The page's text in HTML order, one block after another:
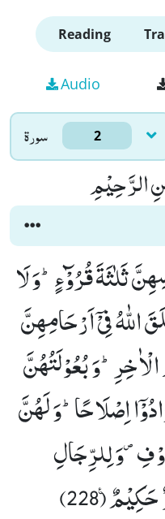
Reading
Audio
سورۃ 2
الرَّحِیْمِ
ثَلٰثَةَ قُرُوْٓءٍؕ-وَ لَا
فِیْۤ اَرْحَامِهِنَّ
الْاٰخِرِؕ-وَ بُعُوْلَتُهُنَّ
اِصْلَاحًاؕ-وَ لَهُنَّ
وَ لِلرِّجَالِ
(228)